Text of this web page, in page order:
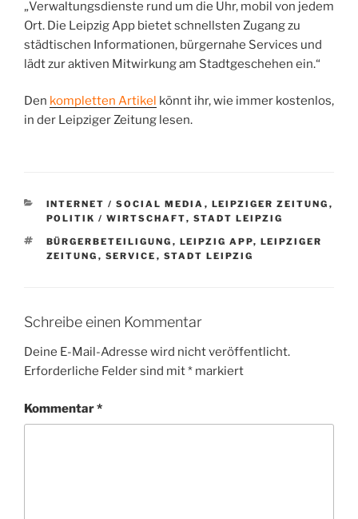
„Verwaltungsdienste rund um die Uhr, mobil von jedem
Ort. Die Leipzig App bietet schnellsten Zugang zu
städtischen Informationen, bürgernahe Services und
lädt zur aktiven Mitwirkung am Stadtgeschehen ein.“
Den kompletten Artikel könnt ihr, wie immer kostenlos,
in der Leipziger Zeitung lesen.
KATEGORIEN
INTERNET / SOCIAL MEDIA , LEIPZIGER ZEITUNG ,
POLITIK / WIRTSCHAFT, STADT LEIPZIG
SCHLAGWÖRTER
BÜRGERBETEILIGUNG , LEIPZIG APP, LEIPZIGER
ZEITUNG , SERVICE , STADT LEIPZIG
Schreibe einen Kommentar
Deine E-Mail-Adresse wird nicht veröffentlicht.
Erforderliche Felder sind mit* markiert
Kommentar*